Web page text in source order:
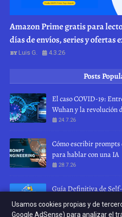
Amazon Prime gratis para
días de envíos, series y ofertas
Luis G. 4.3.26
Posts
El caso COVID-19:
Wuhan y la revolución
24.7.26
Cómo escribir
para hablar con una IA
28.7.26
Guía Definitiva de
herramientas para
10.4.26
Usamos cookies propias y de
Google AdSense) para analizar el